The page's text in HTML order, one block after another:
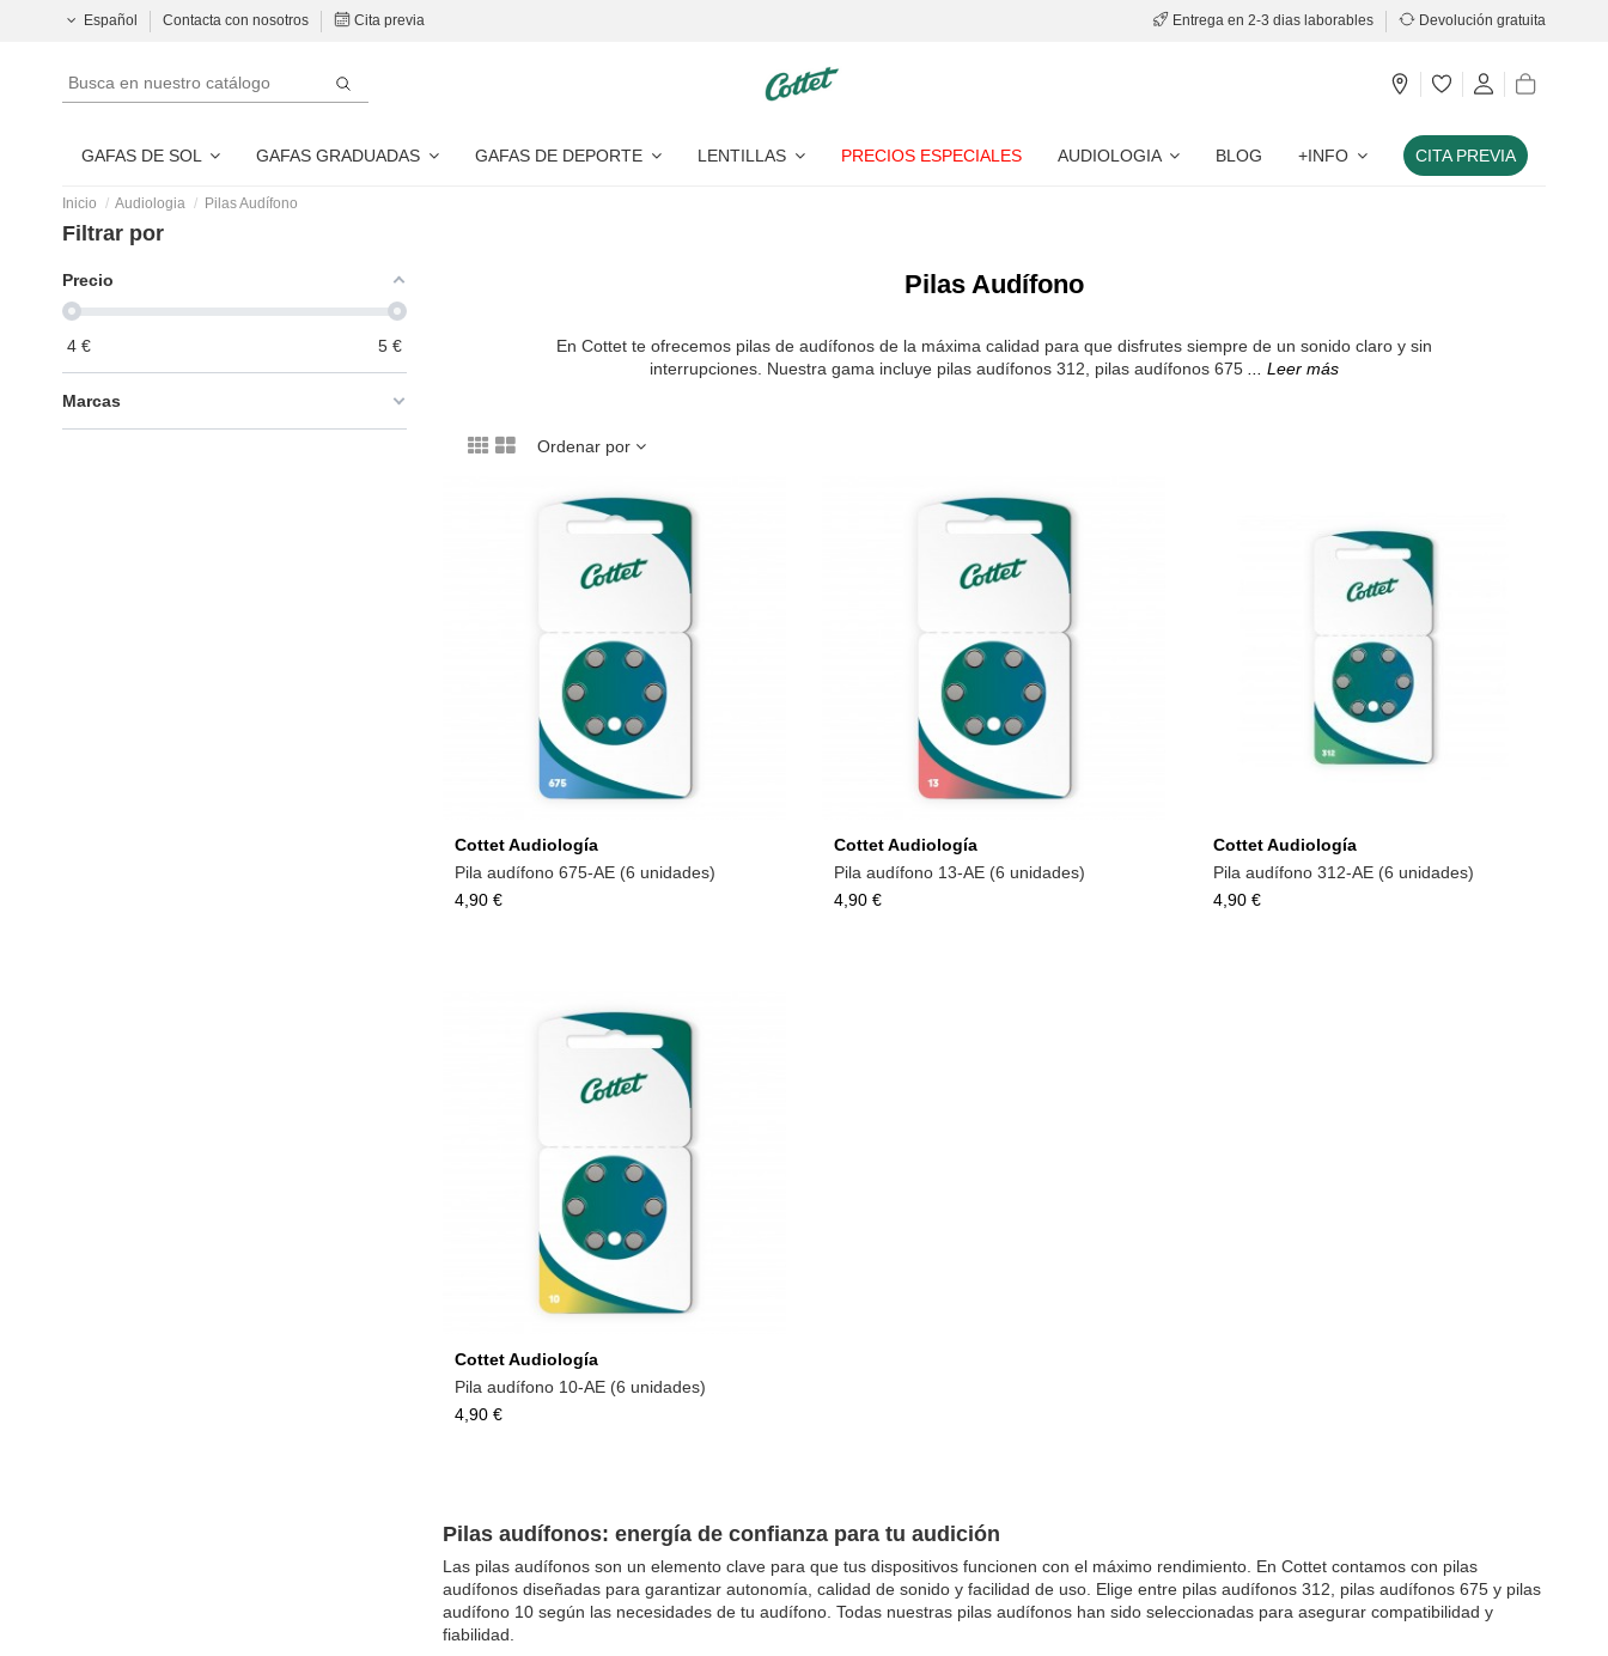
Español Contacta con nosotros Cita previa Entrega en 2-3 dias laborables Devolución gratuita
GAFAS DE SOL GAFAS GRADUADAS GAFAS DE DEPORTE LENTILLAS PRECIOS ESPECIALES AUDIOLOGIA BLOG +INFO CITA PREVIA
Inicio Audiologia Pilas Audífono
Pilas Audífono
En Cottet te ofrecemos pilas de audífonos de la máxima calidad para que disfrutes siempre de un sonido claro y sin
interrupciones. Nuestra gama incluye pilas audífonos 312, pilas audífonos 675
... Leer más
Ordenar por
Cottet Audiología
Pila audífono 675-AE (6 unidades)
4,90 €
Cottet Audiología
Pila audífono 13-AE (6 unidades)
4,90 €
Cottet Audiología
Pila audífono 312-AE (6 unidades)
4,90 €
Cottet Audiología
Pila audífono 10-AE (6 unidades)
4,90 €
Pilas audífonos: energía de confianza para tu audición
Las pilas audífonos son un elemento clave para que tus dispositivos funcionen con el máximo rendimiento. En Cottet contamos con pilas
audífonos diseñadas para garantizar autonomía, calidad de sonido y facilidad de uso. Elige entre pilas audífonos 312, pilas audífonos 675 y pilas
audífono 10 según las necesidades de tu audífono. Todas nuestras pilas audífonos han sido seleccionadas para asegurar compatibilidad y
fiabilidad.
Filtrar por
Precio
4 € 5€
Marcas